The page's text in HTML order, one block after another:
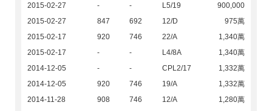
2015-02-27
- - L5/19
900,000
2015-02-27
847 692 12/D
975萬
2015-02-17
920 746 22/A
1,340萬
2015-02-17
- - L4/8A
1,340萬
2014-12-05
- - CPL2/17
1,332萬
2014-12-05
920 746 19/A
1,332萬
2014-11-28
908 746 12/A
1,280萬